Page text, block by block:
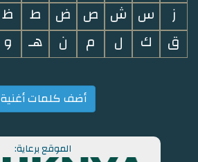
ز
س ش ص ض ط ظ
ق
ك ل م ن هـ و
أضف كلمات أغنية
الموقع برعاية: